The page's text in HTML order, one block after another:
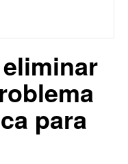
para